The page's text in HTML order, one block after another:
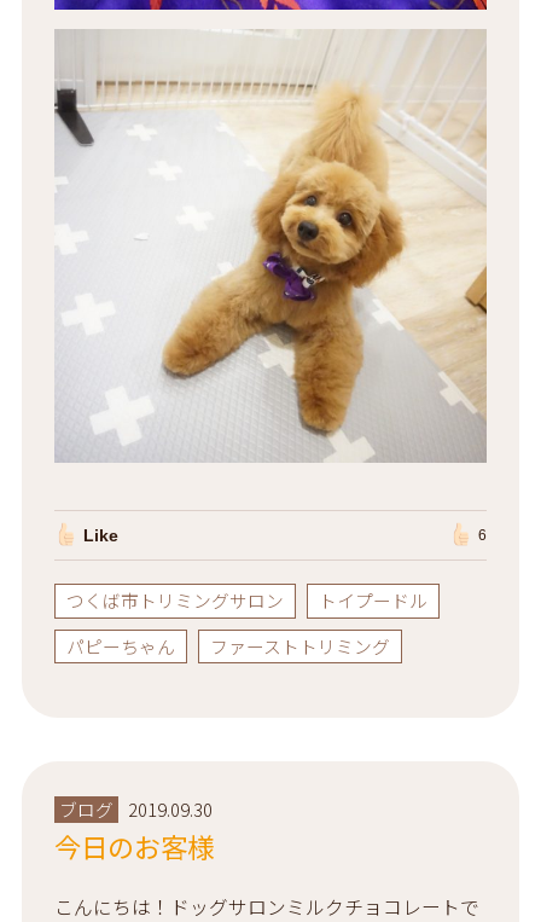
Like 6
つくば市トリミングサロン
トイプードル
パピーちゃん
ファーストトリミング
ブログ 2019.09.30
今日のお客様
こんにちは！ドッグサロンミルクチョコレートで